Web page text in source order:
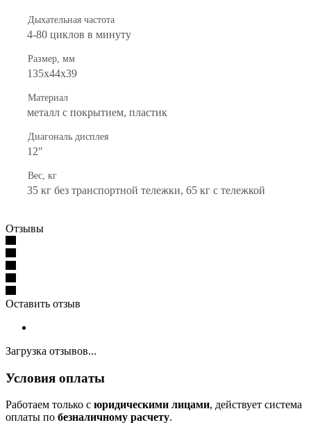
Дыхательная частота
4-80 циклов в минуту
Размер, мм
135x44x39
Материал
металл с покрытием, пластик
Диагональ дисплея
12"
Вес, кг
35 кг без транспортной тележки, 65 кг с тележкой
Отзывы
Оставить отзыв
Загрузка отзывов...
Условия оплаты
Работаем только с юридическими лицами, действует система
оплаты по безналичному расчету.